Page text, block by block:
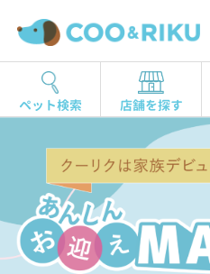
ペット検索 店舗を探す